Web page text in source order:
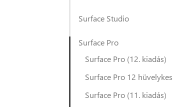
Surface Studio
Surface Pro
Surface Pro (12. kiadás)
Surface Pro 12 hüvelykes
Surface Pro (11. kiadás)